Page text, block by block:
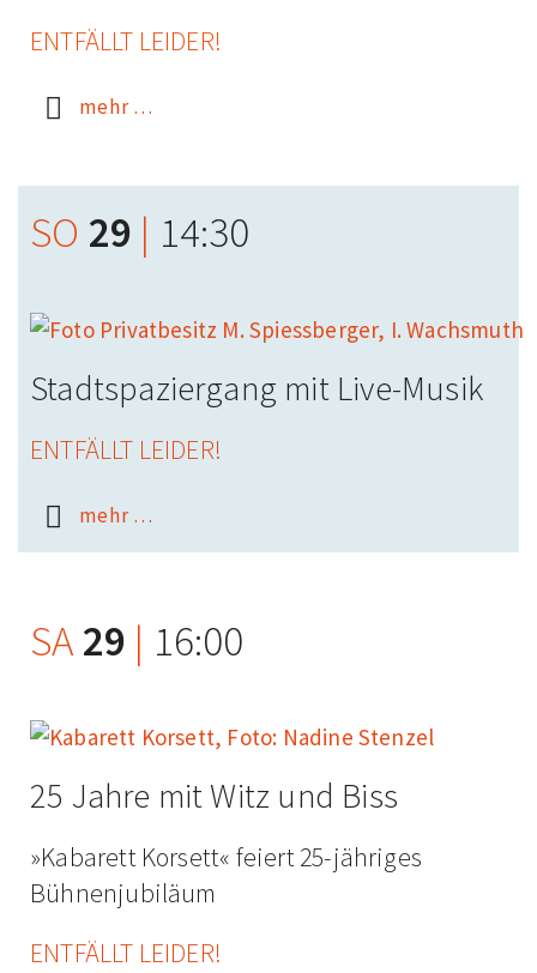
ENTFÄLLT LEIDER!
mehr …
SO 29 | 14:30
Stadt­spazier­gang mit Live-Musik
ENTFÄLLT LEIDER!
mehr …
SA 29 | 16:00
25 Jahre mit Witz und Biss
»Kabarett Korsett« feiert 25-jähriges
Bühnenjubiläum
ENTFÄLLT LEIDER!